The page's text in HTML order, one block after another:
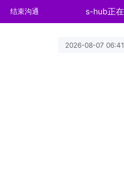
结束沟通 s-hub正
2026-08-07